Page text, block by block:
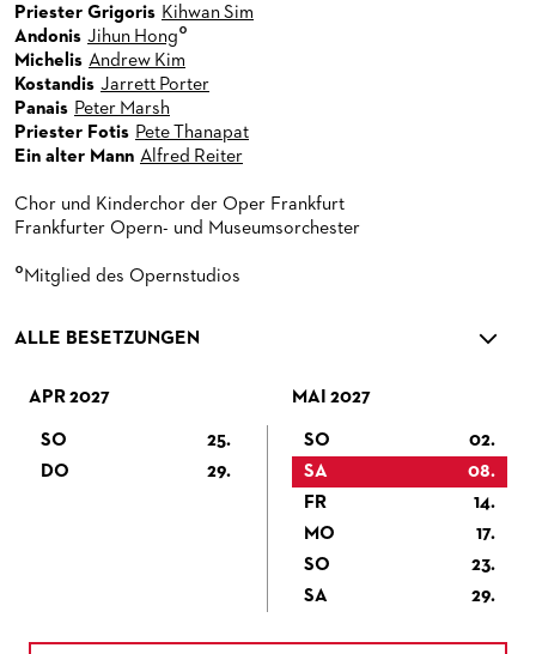
NEWSLETTER
FANSHOP
PUBLIKATIONEN
VERMIETUNGEN
MEDIADATEN
ABONNEMENT-BEDINGUNGEN / INFORMATION
KONTAKT ABO-SERVICE
OPERN-ABOS: GÜNSTIG, FLEXIBEL, EXKLUSIV
OPERNGALA
PARTNER UND SPENDEN
UNSERE PARTNER
PARTNER­ WERDEN
SPENDEN
OPERNGALA
Priester Grigoris Kihwan Sim
Andonis Jihun Hong°
Michelis Andrew Kim
Kostandis Jarrett Porter
Panais Peter Marsh
Priester Fotis Pete Thanapat
Ein alter Mann Alfred Reiter
Chor und Kinderchor der Oper Frankfurt
Frankfurter Opern- und Museumsorchester
°Mitglied des Opernstudios
ALLE BESETZUNGEN
APR 2027
SO
25.
DO
29.
MAI 2027
SO
02.
SA
08.
FR
14.
MO
17.
SO
23.
SA
29.